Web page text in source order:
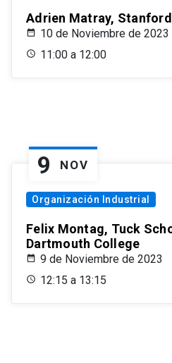
Adrien Matray, Stanford
10 de Noviembre de 2023
11:00 a 12:00
9 NOV
Organización Industrial
Felix Montag, Tuck
Dartmouth College
9 de Noviembre de 2023
12:15 a 13:15